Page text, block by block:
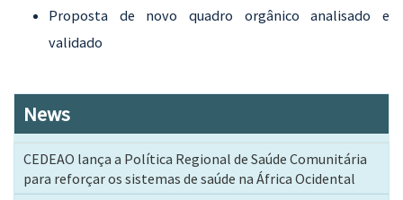
Proposta de novo quadro orgânico analisado e
validado
News
CEDEAO lança a Política Regional de Saúde Comunitária
para reforçar os sistemas de saúde na África Ocidental